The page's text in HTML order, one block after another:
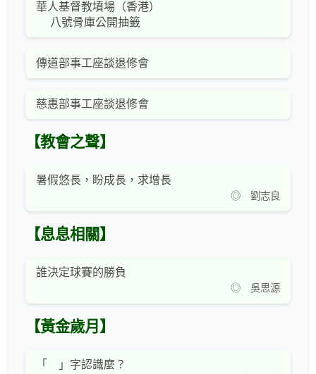
華人基督教墳場（香港）
八號骨庫公開抽籤
傳道部事工座談退修會
慈惠部事工座談退修會
【教會之聲】
暑假悠長，盼成長，求增長
◎ 劉志良
【息息相關】
誰決定球賽的勝負
◎ 吳思源
【黃金歲月】
「 」字認識麼？